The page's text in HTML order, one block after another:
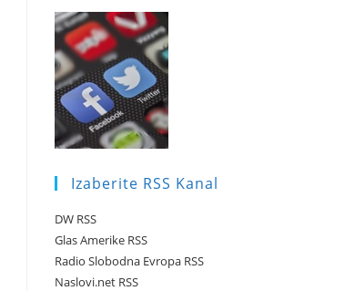
Izaberite RSS Kanal
DW RSS
Glas Amerike RSS
Radio Slobodna Evropa RSS
Naslovi.net RSS